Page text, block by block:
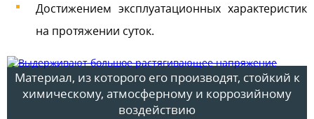
Достижением эксплуатационных характеристик
на протяжении суток.
Материал, из которого его производят, стойкий к
химическому, атмосферному и коррозийному
воздействию